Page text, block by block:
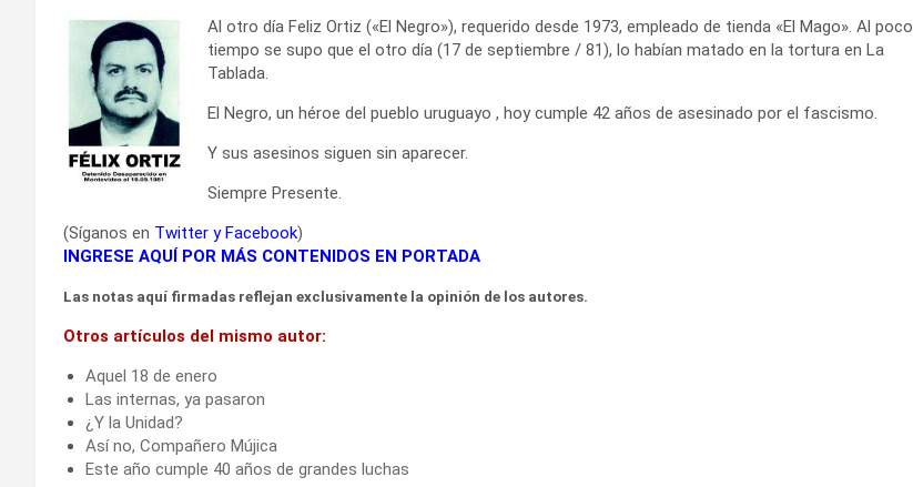
Al otro día Feliz Ortiz («El Negro»), requerido desde 1973, empleado de tienda «El Mago». Al poco
tiempo se supo que el otro día (17 de septiembre / 81), lo habían matado en la tortura en La
Tablada.
El Negro, un héroe del pueblo uruguayo , hoy cumple 42 años de asesinado por el fascismo.
Y sus asesinos siguen sin aparecer.
Siempre Presente.
(Síganos en Twitter yFacebook)
INGRESE AQUÍ POR MÁS CONTENIDOS EN PORTADA
Las notas aquí firmadas reflejan exclusivamente la opinión de los autores.
Otros artículos del mismo autor:
Aquel 18 de enero
Las internas, ya pasaron
¿Y la Unidad?
Así no, Compañero Mújica
Este año cumple 40 años de grandes luchas